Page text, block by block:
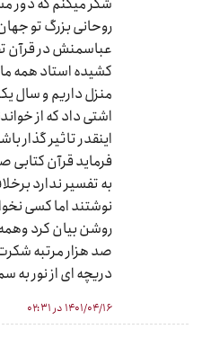
روحانی بزرگ تو جهان
عباسمنش در قرآن
کشیده استاد همه
منزل داریم و سال
اشتی داد که از
اینقدر تاثیر گذار
فرماید قرآن کتابی
به تفسیر ندارد
نوشتند اما کسی
روشن بیان کرد
صد هزار مرتبه شکرت
دریچه ای از نور
۱۴۰۱/۰۴/۱۶ در ۰۲:۳۱